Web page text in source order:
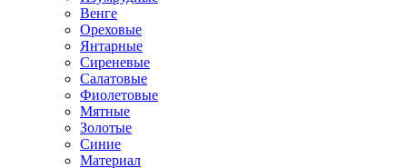
Венге
Ореховые
Янтарные
Сиреневые
Салатовые
Фиолетовые
Мятные
Золотые
Синие
Материал